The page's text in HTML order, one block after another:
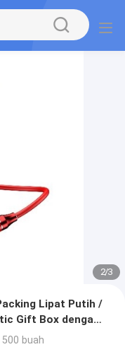
2/3
Lipat Putih /
Gift Box dengan
500 buah